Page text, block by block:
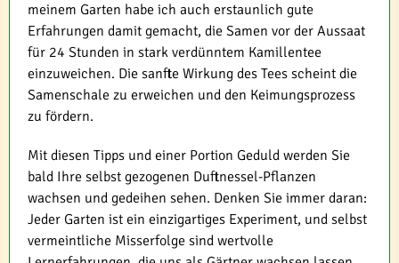
meinem Garten habe ich auch erstaunlich gute
Erfahrungen damit gemacht, die Samen vor der Aussaat
für 24 Stunden in stark verdünntem Kamillentee
einzuweichen. Die sanfte Wirkung des Tees scheint die
Samenschale zu erweichen und den Keimungsprozess
zu fördern.
Mit diesen Tipps und einer Portion Geduld werden Sie
bald Ihre selbst gezogenen Duftnessel-Pflanzen
wachsen und gedeihen sehen. Denken Sie immer daran:
Jeder Garten ist ein einzigartiges Experiment, und selbst
vermeintliche Misserfolge sind wertvolle